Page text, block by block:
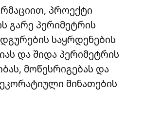
პროექტი
გარე პერიმეტრის
საყრდენების
და შიდა პერიმეტრის
მოწესრიგებას და
მინათების